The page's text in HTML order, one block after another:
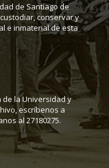
de Santiago de
conservar y
e inmaterial de esta
de la Universidad y
escríbenos a
al 27180275.